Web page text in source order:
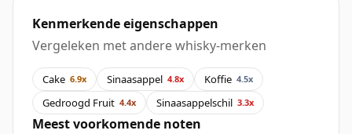
Kenmerkende eigenschappen
Vergeleken met andere whisky-merken
Cake 6.9x Sinaasappel 4.8x Koffie 4.5x
Gedroogd Fruit 4.4x Sinaasappelschil 3.3x
Meest voorkomende noten